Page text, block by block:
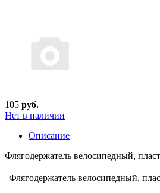
105 руб.
Нет в наличии
Описание
Флягодержатель велосипедный,
Флягодержатель велосипедный,